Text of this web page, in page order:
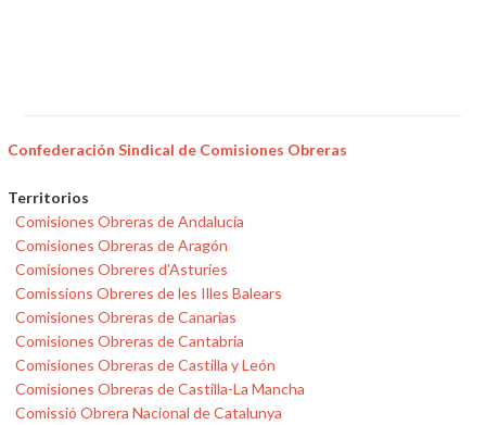
Confederación Sindical de Comisiones Obreras
Territorios
Comisiones Obreras de Andalucía
Comisiones Obreras de Aragón
Comisiones Obreres d'Asturies
Comissions Obreres de les Illes Balears
Comisiones Obreras de Canarias
Comisiones Obreras de Cantabria
Comisiones Obreras de Castilla y León
Comisiones Obreras de Castilla-La Mancha
Comissió Obrera Nacional de Catalunya